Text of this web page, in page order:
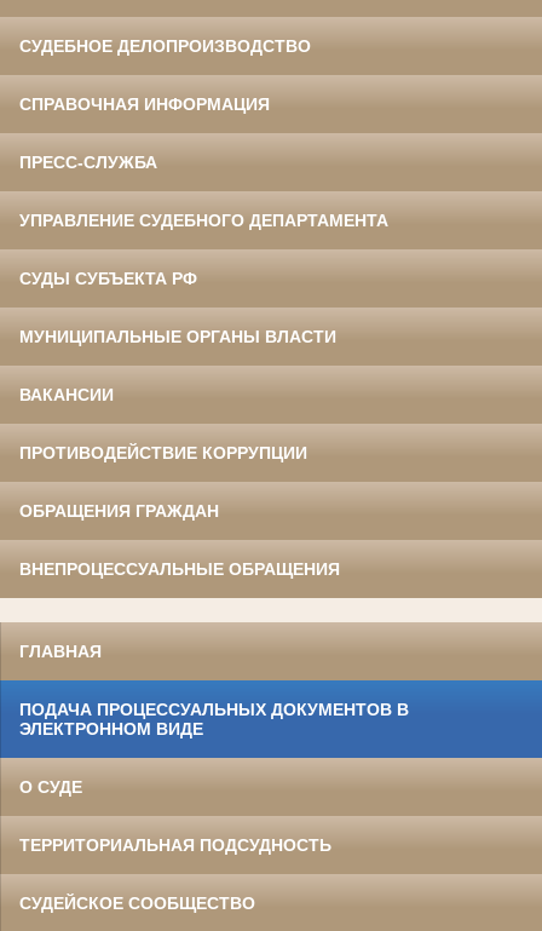
СУДЕБНОЕ ДЕЛОПРОИЗВОДСТВО
СПРАВОЧНАЯ ИНФОРМАЦИЯ
ПРЕСС-СЛУЖБА
УПРАВЛЕНИЕ СУДЕБНОГО ДЕПАРТАМЕНТА
СУДЫ СУБЪЕКТА РФ
МУНИЦИПАЛЬНЫЕ ОРГАНЫ ВЛАСТИ
ВАКАНСИИ
ПРОТИВОДЕЙСТВИЕ КОРРУПЦИИ
ОБРАЩЕНИЯ ГРАЖДАН
ВНЕПРОЦЕССУАЛЬНЫЕ ОБРАЩЕНИЯ
ГЛАВНАЯ
ПОДАЧА ПРОЦЕССУАЛЬНЫХ ДОКУМЕНТОВ В
ЭЛЕКТРОННОМ ВИДЕ
О СУДЕ
ТЕРРИТОРИАЛЬНАЯ ПОДСУДНОСТЬ
СУДЕЙСКОЕ СООБЩЕСТВО